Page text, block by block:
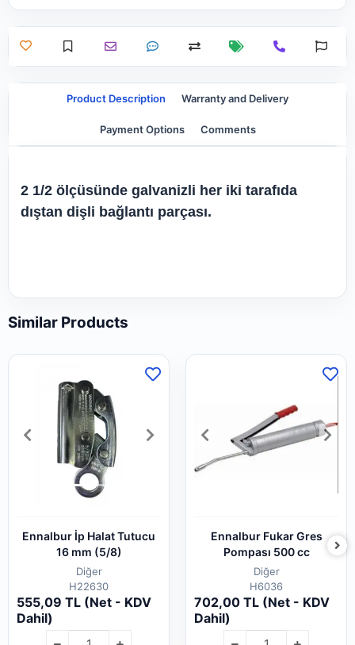
Product Description Warranty and Delivery
Payment Options Comments
2 1/2 ölçüsünde galvanizli her iki tarafıda
dıştan dişli bağ lantı parçası.
Similar Products
Ennalbur İp Halat Tutucu
16 mm (5/8)
Diğer
H22630
555,09 TL (Net - KDV
Dahil)
Ennalbur Fukar Gres
Pompası 500 cc
Diğer
H6036
702,00 TL (Net - KDV
Dahil)